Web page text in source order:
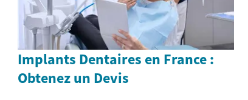
Implants Dentaires en France :
Obtenez un Devis